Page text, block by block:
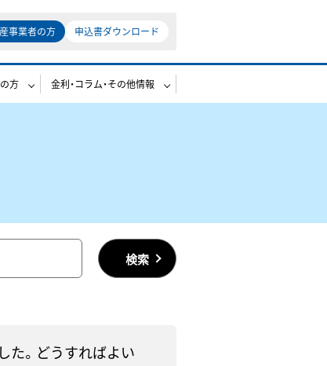
事業者の方 申込書ダウンロード
方 金利・コラム・その他情報
検索
た。どうすればよい